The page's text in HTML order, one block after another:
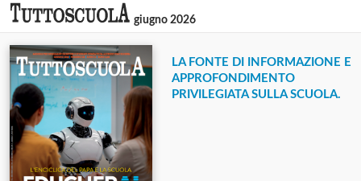
giugno 2026
LA FONTE DI INFORMAZIONE E
APPROFONDIMENTO
PRIVILEGIATA SULLA SCUOLA.